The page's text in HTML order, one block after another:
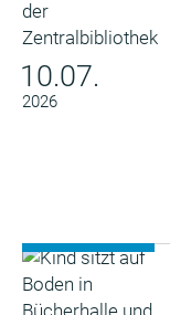
10.07.
2026